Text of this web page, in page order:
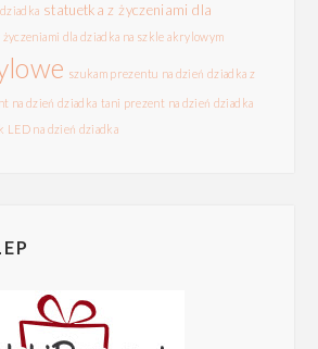
statuetka z życzeniami dla
dla dziadka na szkle akrylowym
szukam prezentu na dzień dziadka z
na dzień dziadka tani prezent na dzień dziadka
LED na dzień dziadka